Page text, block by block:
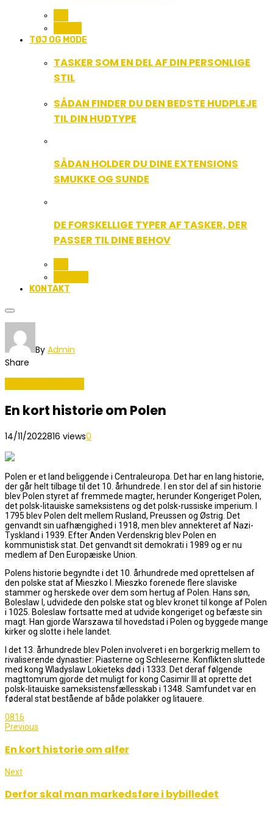
TØJ OG MODE
TASKER SOM EN DEL AF DIN PERSONLIGE
STIL
SÅDAN FINDER DU DEN BEDSTE HUDPLEJE
TIL DIN HUDTYPE
SÅDAN HOLDER DU DINE EXTENSIONS
SMUKKE OG SUNDE
DE FORSKELLIGE TYPER AF TASKER, DER
PASSER TIL DINE BEHOV
KONTAKT
By Admin
Share
En kort historie om Polen
14/11/2022816 views0
Polen er et land beliggende i Centraleuropa. Det har en lang historie,
der går helt tilbage til det 10. århundrede. I en stor del af sin historie
blev Polen styret af fremmede magter, herunder Kongeriget Polen,
det polsk-litauiske sameksistens og det polsk-russiske imperium. I
1795 blev Polen delt mellem Rusland, Preussen og Østrig. Det
genvandt sin uafhængighed i 1918, men blev annekteret af Nazi-
Tyskland i 1939. Efter Anden Verdenskrig blev Polen en
kommunistisk stat. Det genvandt sit demokrati i 1989 og er nu
medlem af Den Europæiske Union.
Polens historie begyndte i det 10. århundrede med oprettelsen af
den polske stat af Mieszko I. Mieszko forenede flere slaviske
stammer og herskede over dem som hertug af Polen. Hans søn,
Boleslaw I, udvidede den polske stat og blev kronet til konge af Polen
i 1025. Boleslaw fortsatte med at udvide kongeriget og befæste sin
magt. Han gjorde Warszawa til hovedstad i Polen og byggede mange
kirker og slotte i hele landet.
I det 13. århundrede blev Polen involveret i en borgerkrig mellem to
rivaliserende dynastier: Piasterne og Schleserne. Konflikten sluttede
med kong Wladyslaw Lokieteks død i 1333. Det deraf følgende
magttomrum gjorde det muligt for kong Casimir III at oprette det
polsk-litauiske sameksistensfællesskab i 1348. Samfundet var en
føderal stat bestående af både polakker og litauere.
0816
Previous
En kort historie om alfer
Next
Derfor skal man markedsføre i bybilledet